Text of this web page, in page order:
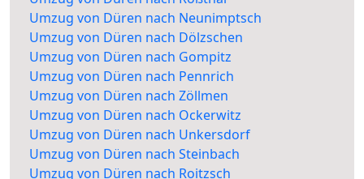
Umzug von Düren nach Neunimptsch
Umzug von Düren nach Dölzschen
Umzug von Düren nach Gompitz
Umzug von Düren nach Pennrich
Umzug von Düren nach Zöllmen
Umzug von Düren nach Ockerwitz
Umzug von Düren nach Unkersdorf
Umzug von Düren nach Steinbach
Umzug von Düren nach Roitzsch